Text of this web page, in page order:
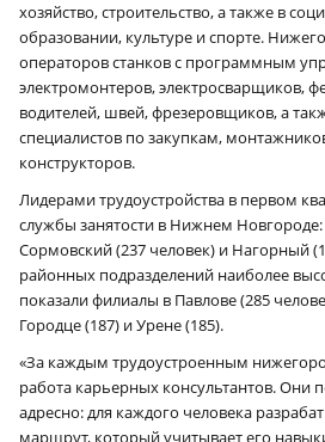
хозяйство, строительство, а также в
образовании, культуре и спорте.
операторов станков с программным
электромонтеров, электросварщиков,
водителей, швей, фрезеровщиков, а
специалистов по закупкам,
конструкторов.
Лидерами трудоустройства в первом
службы занятости в Нижнем Новгороде:
Сормовский (237 человек) и Нагорный
районных подразделений наиболее
показали филиалы в Павлове (285
Городце (187) и Урене (185).
«За каждым трудоустроенным
работа карьерных консультантов. Они
адресно: для каждого человека
маршрут, который учитывает его